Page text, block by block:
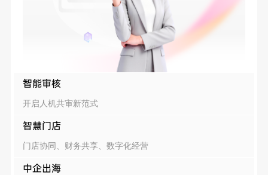
智能审核
开启人机共审新范式
智慧门店
门店协同、财务共享、数字化经营
中企出海